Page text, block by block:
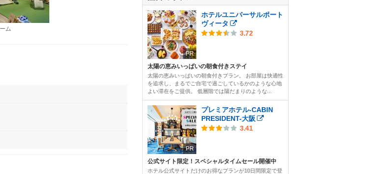
ム
PR
ホテルユニバーサルポート
ヴィータ
3.72
太陽の恵みいっぱいの朝食付きステイ
太陽の恵みいっぱいの朝食付きプラン。 お部屋は快適性
を追求し、まるでご自宅で過ごしているかのような心地
よい滞在をご提供。 低層階では陽だまりのような...
PR
プレミアホテル-CABIN
PRESIDENT-大阪
3.41
公式サイト限定！スペシャルタイムセール開催中
ホテル公式サイトだけのお得なプランが10日間限定で登